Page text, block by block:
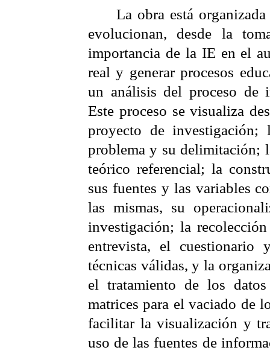
La obra está
evolucionan, desde la
importancia de la IE en el
real y generar procesos
un análisis del proceso de
Este proceso se visualiza
proyecto de
problema y su delimitación;
teórico referencial; la
sus fuentes y las variables
las mismas, su
investigación; la
entrevista, el cuestionario
técnicas válidas, y la
el tratamiento de los
matrices para el vaciado de
facilitar la visualización y
uso de las fuentes de